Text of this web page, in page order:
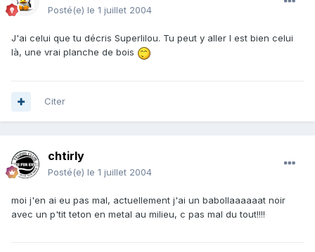
Posté(e) le 1 juillet 2004
J'ai celui que tu décris Superlilou. Tu peut y aller l est bien celui
là, une vrai planche de bois
Citer
chtirly
Posté(e) le 1 juillet 2004
moi j'en ai eu pas mal, actuellement j'ai un babollaaaaaat noir
avec un p'tit teton en metal au milieu, c pas mal du tout!!!!